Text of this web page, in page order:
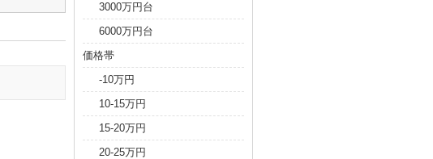
3000万円台
6000万円台
価格帯
-10万円
10-15万円
15-20万円
20-25万円